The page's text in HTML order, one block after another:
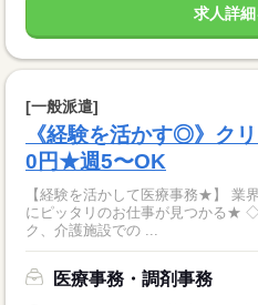
求人詳
[一般派遣]
《経験を活かす◎》ク
0円★週5〜OK
【経験を活かして医療事務★】 業
にピッタリのお仕事が見つかる★ ◇お仕事内容◇ 病院やクリニッ
ク、介護施設での ...
医療事務・調剤事務